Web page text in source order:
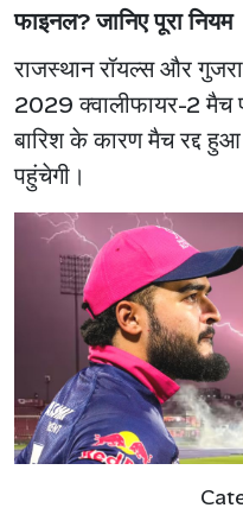
फाइनल? जानिए पूरा नियम
राजस्थान रॉयल्स और
2029 क्वालीफायर-2 मैच
बारिश के कारण मैच रद्द
पहुंचेगी।